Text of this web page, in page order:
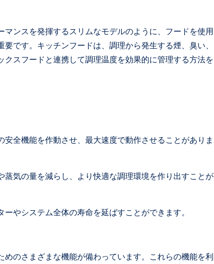
ンスを発揮するスリムなモデルのように、フードを使用
です。キッチンフードは、調理から発生する煙、臭い、
スフードと連携して調理温度を効果的に管理する方法を
全機能を作動させ、最大速度で動作させることがありま
気の量を減らし、より快適な調理環境を作り出すことが
やシステム全体の寿命を延ばすことができます。
のさまざまな機能が備わっています。これらの機能を利